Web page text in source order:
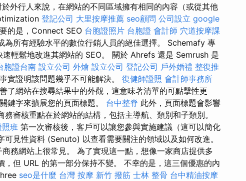
外行人來說，在網站的不同區域擁有相同的內容（或從其他
登記公司 大里按摩推薦 seo顧問 公司設立 google
的是，Connect SEO 台胞證照片 台胞證 會計師 穴道按摩課
為所有經驗水平的數位行銷人員的絕佳選擇。 Schemafy 專
輕鬆地改進其網站的 SEO。 關於 Ahrefs 還是 Semrush 是
胞證台南 設立公司 外燴 設立公司 登記公司 戶外婚禮 整復推
實證明該問題幾乎不可能解決。 復健師證照 會計師事務所
了網站在搜尋結果中的外觀，這意味著清單的可點擊性更
鍵字來擴展您的頁面標題。 台中整脊 此外，頁面標題會影響
審核重點在於網站的結構，包括主導航、類別和子類別。
班 第一次審核後，客戶可以讓您參與實施建議（這可以簡化
見性資料 (Senuto) 以查看需要關注的領域以及如何改進。
務網站上很常見。 為了實現這一點，想像一家商店提供多
但 URL 的第一部分保持不變。 不幸的是，這三個優惠的內
seo是什麼 台灣 按摩 新竹 撥筋 士林 整骨 台中精油按摩